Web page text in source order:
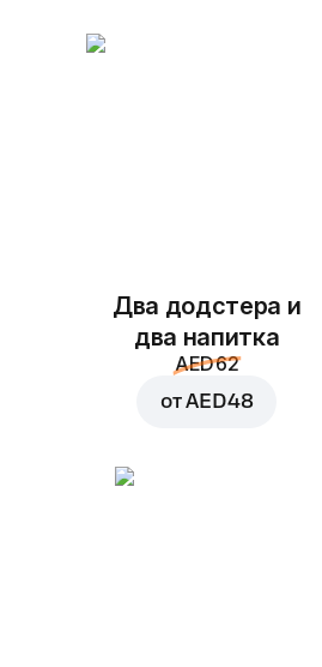
Два додстера и
два напитка
AED 62
отAED 48